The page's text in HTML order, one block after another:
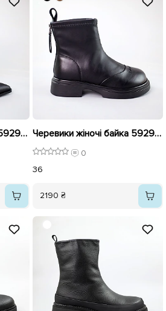
Черевики жіночі байка 592946 Чорні Черевики жіночі байка 592926 Чорні
0
36
2190 ₴